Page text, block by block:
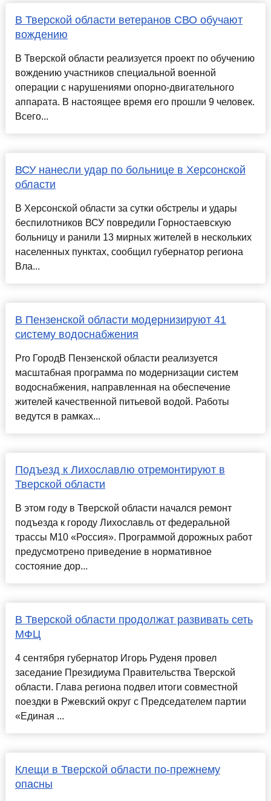
В Тверской области ветеранов СВО обучают
вождению
В Тверской области реализуется проект по обучению
вождению участников специальной военной
операции с нарушениями опорно-двигательного
аппарата. В настоящее время его прошли 9 человек.
Всего...
ВСУ нанесли удар по больнице в Херсонской
области
В Херсонской области за сутки обстрелы и удары
беспилотников ВСУ повредили Горностаевскую
больницу и ранили 13 мирных жителей в нескольких
населенных пунктах, сообщил губернатор региона
Вла...
В Пензенской области модернизируют 41
систему водоснабжения
Pro ГородВ Пензенской области реализуется
масштабная программа по модернизации систем
водоснабжения, направленная на обеспечение
жителей качественной питьевой водой. Работы
ведутся в рамках...
Подъезд к Лихославлю отремонтируют в
Тверской области
В этом году в Тверской области начался ремонт
подъезда к городу Лихославль от федеральной
трассы М10 «Россия». Программой дорожных работ
предусмотрено приведение в нормативное
состояние дор...
В Тверской области продолжат развивать сеть
МФЦ
4 сентября губернатор Игорь Руденя провел
заседание Президиума Правительства Тверской
области. Глава региона подвел итоги совместной
поездки в Ржевский округ с Председателем партии
«Единая ...
Клещи в Тверской области по-прежнему
опасны